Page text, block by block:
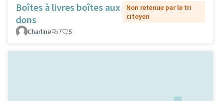
Boîtes à livres boîtes aux
dons
Non retenue par le tri
citoyen
Charline
7 5